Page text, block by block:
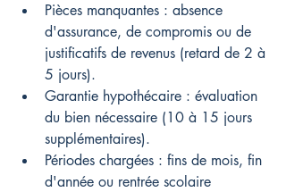
Pièces manquantes : absence
d'assurance, de compromis ou de
justificatifs de revenus (retard de 2 à
5 jours).
Garantie hypothécaire : évaluation
du bien nécessaire (10 à 15 jours
supplémentaires).
Périodes chargées : fins de mois, fin
d'année ou rentrée scolaire